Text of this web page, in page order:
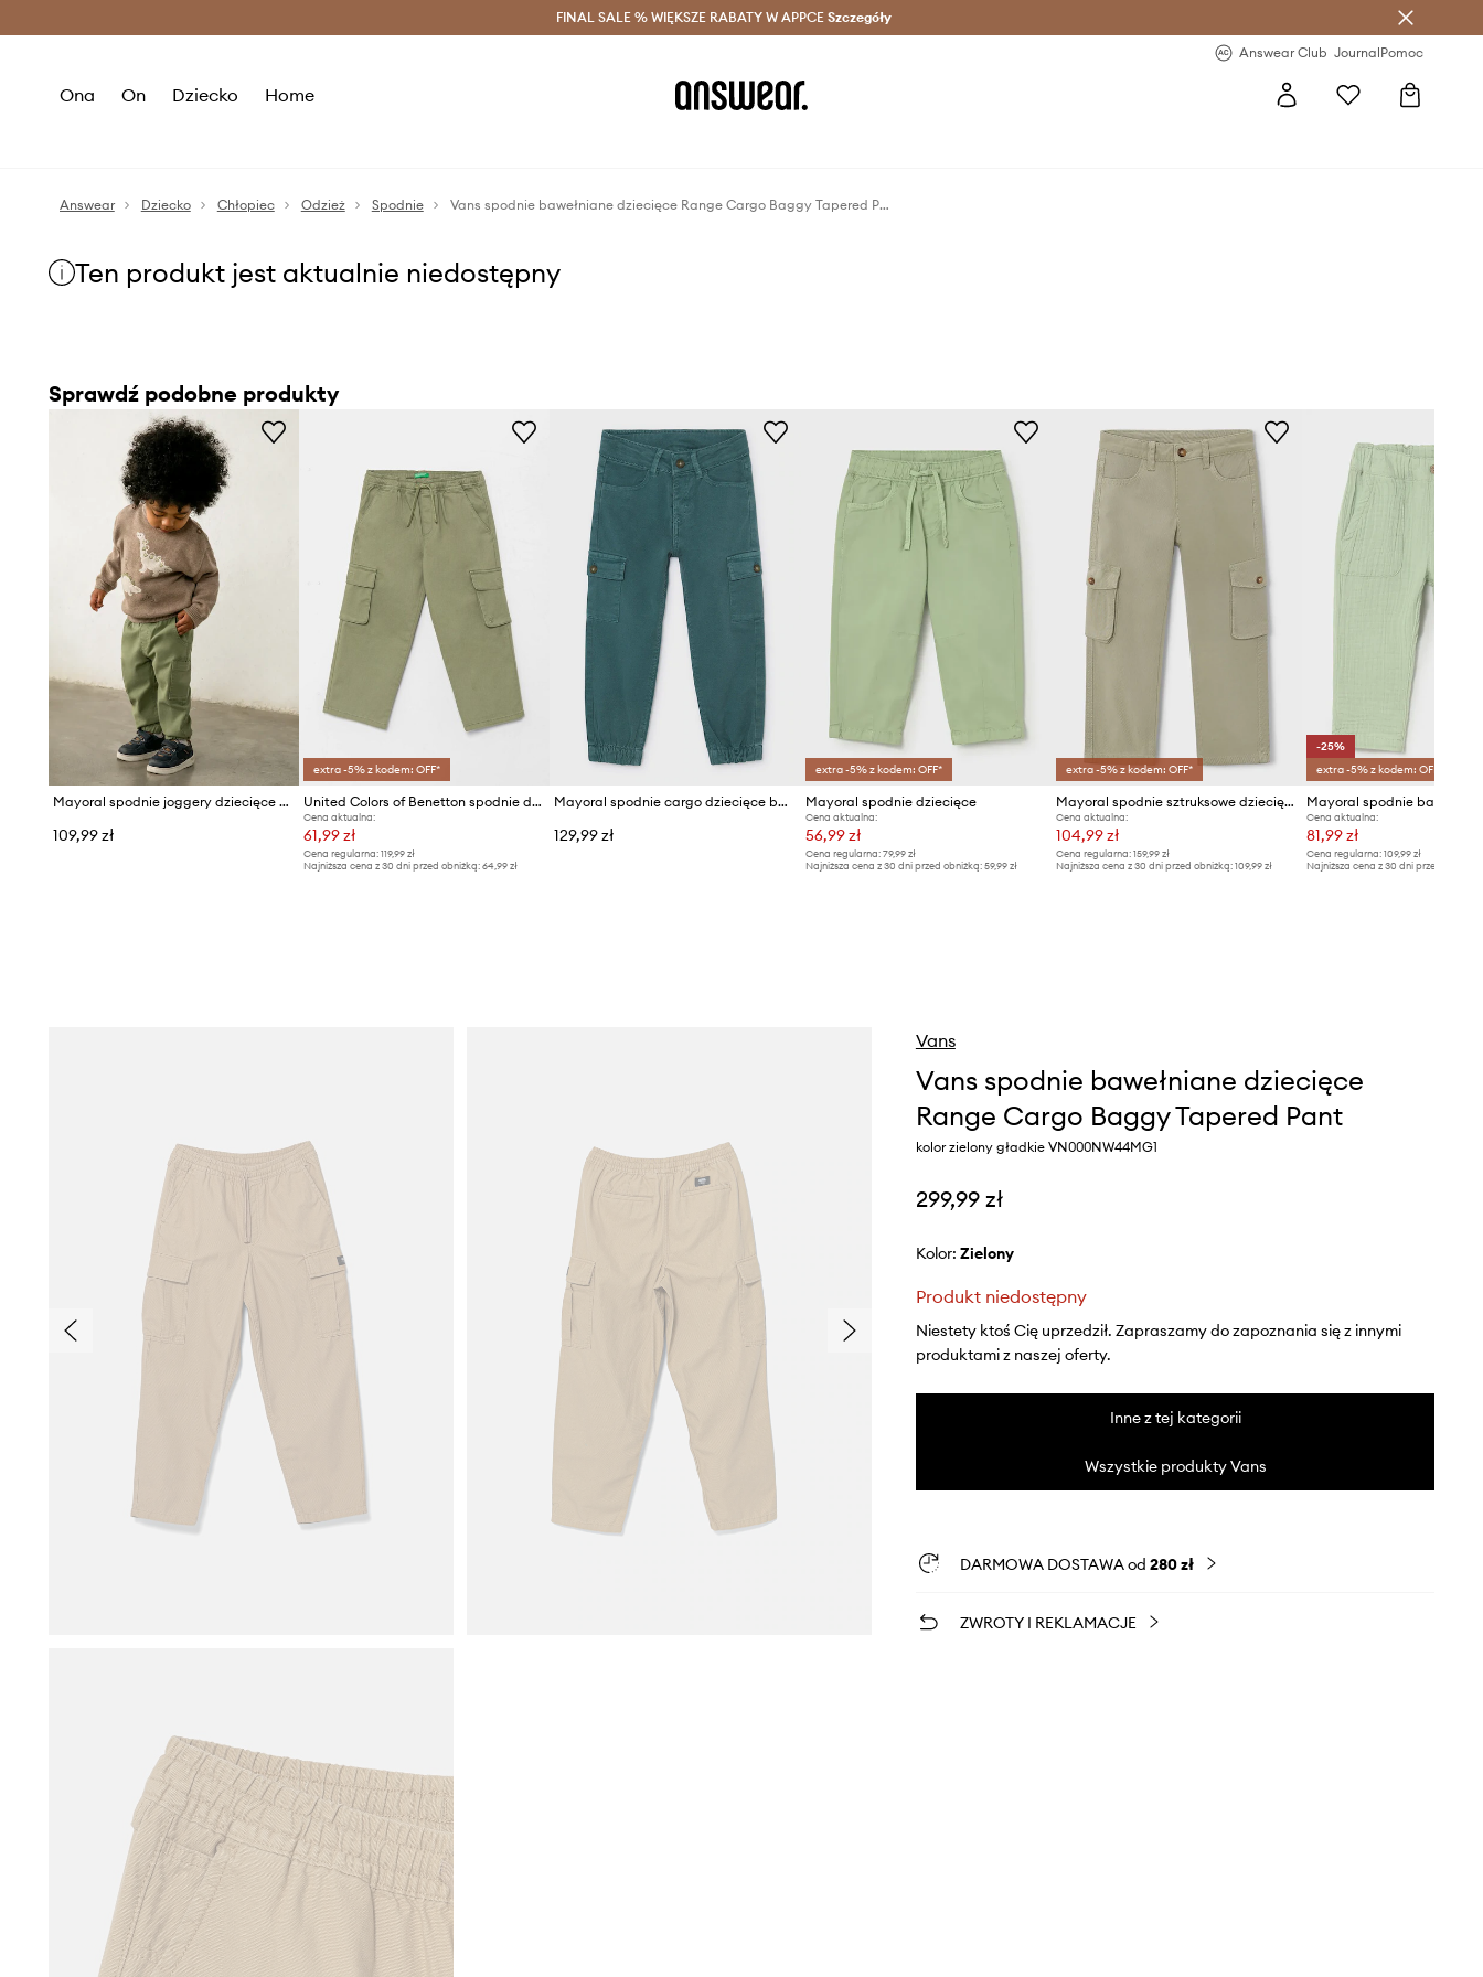
Oszczędzaj z Answear Club > Dostawa nawet w 24h >
FINAL SALE % WIĘKSZE RABATY W APPCE Szczegóły
Answear Club JournalPomoc
Ona On Dziecko Home
Answear Dziecko Chłopiec Odzież Spodnie Vans spodnie bawełniane dziecięce Range Cargo Baggy Tapered Pant
Ten produkt jest aktualnie niedostępny
Sprawdź podobne produkty
Mayoral spodnie joggery dziecięce bawełniane z elastanem Joggery cargo
109,99 zł
extra -5% z kodem: OFF*
United Colors of Benetton spodnie dziecięce
Cena aktualna:
61,99 zł
Cena regularna:119,99 zł
Najniższa cena z 30 dni przed obniżką:64,99 zł
Mayoral spodnie cargo dziecięce bawełniane z elastanem
129,99 zł
extra -5% z kodem: OFF*
Mayoral spodnie dziecięce
Cena aktualna:
56,99 zł
Cena regularna: 79,99 zł
Najniższa cena z 30 dni przed obniżką: 59,99 zł
extra -5% z kodem: OFF*
Mayoral spodnie sztruksowe dziecięce
Cena aktualna:
104,99 zł
Cena regularna:159,99 zł
Najniższa cena z 30 dni przed obniżką:109,99 zł
-25%
extra -5% z kodem: OFF*
Cena aktualna:
81,99 zł
Cena regularna: 109,99 zł
Najniższa cena z 30 dni przed obniżką:
Vans
Vans spodnie bawełniane dziecięce
Range Cargo Baggy Tapered Pant
kolor zielony gładkie VN000NW44MG1
299,99 zł
Kolor: zielony
Produkt niedostępny
Niestety ktoś Cię uprzedził. Zapraszamy do zapoznania się z innymi
produktami z naszej oferty.
Inne z tej kategorii
Wszystkie produkty Vans
DARMOWA DOSTAWA od 280 zł
ZWROTY I REKLAMACJE